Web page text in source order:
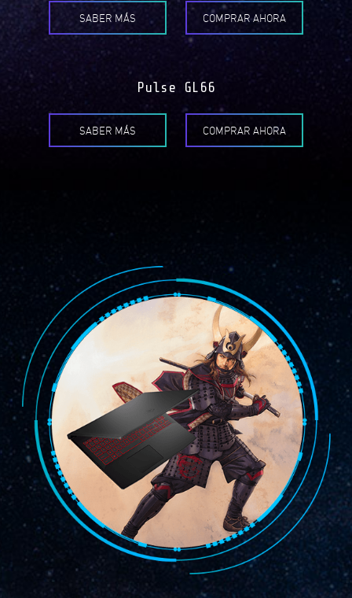
SABER MÁS COMPRAR AHORA
Pulse GL66
SABER MÁS COMPRAR AHORA